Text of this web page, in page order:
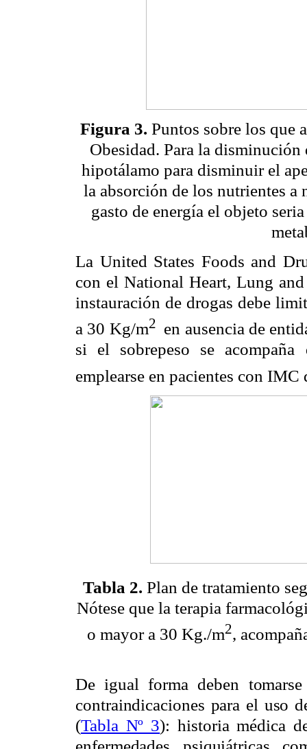
Figura 3. Puntos sobre los que
Obesidad. Para la disminución
hipotálamo para disminuir el
la absorción de los nutrientes
gasto de energía el objeto
La United States Foods and
con el National Heart, Lung
instauración de drogas debe
a 30 Kg/m2 en ausencia de
si el sobrepeso se acompaña
emplearse en pacientes con IMC
Tabla 2. Plan de tratamiento
Nótese que la terapia
o mayor a 30 Kg./m2,
De igual forma deben
contraindicaciones para el uso
(Tabla Nº 3): historia médica